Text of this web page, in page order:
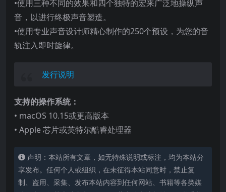
•使用三种不同的效果和四个独特的宏来广泛地操纵声
音，以进行终极声音塑造。
•使用专业声音设计师精心制作的250个预设，为您的音
轨注入即时旋律。
发行说明
支持的操作系统：
• macOS 10.15或更高版本
• Apple 芯片或英特尔酷睿处理器
声明：本站所有文章，如无特殊说明或标注，均为本站分
享发布。任何个人或组织，在未征得本站同意时，禁止复
制、盗用、采集、发布本站内容到任何网站、书籍等各类媒